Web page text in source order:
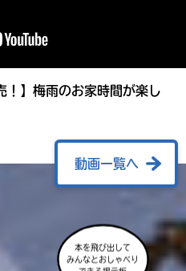
！】梅雨のお家時間が楽し
動画一覧へ
本を飛び出して
みんなとおしゃべり